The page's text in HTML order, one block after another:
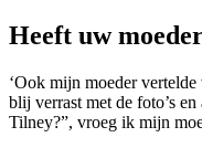
Heeft uw
‘Ook mijn moeder
blij verrast met de foto’s
Tilney?”, vroeg ik mijn